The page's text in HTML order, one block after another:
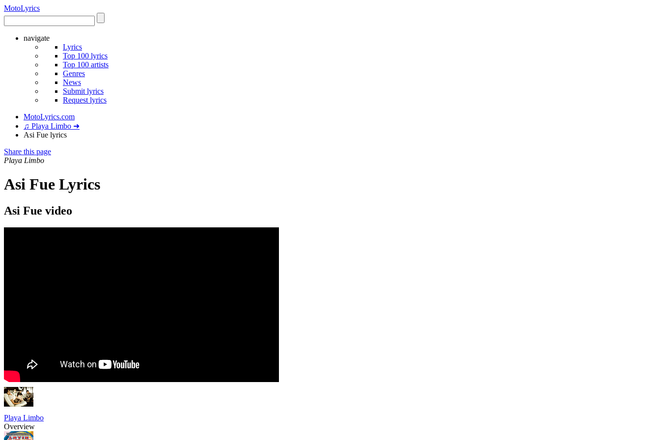
MotoLyrics
navigate
Lyrics
Top 100 lyrics
Top 100 artists
Genres
News
Submit lyrics
Request lyrics
MotoLyrics.com
♫ Playa Limbo ➜
Asi Fue lyrics
Share this page
Playa Limbo
Asi Fue Lyrics
Asi Fue video
Playa Limbo
Overview